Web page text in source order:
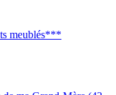
meublés***